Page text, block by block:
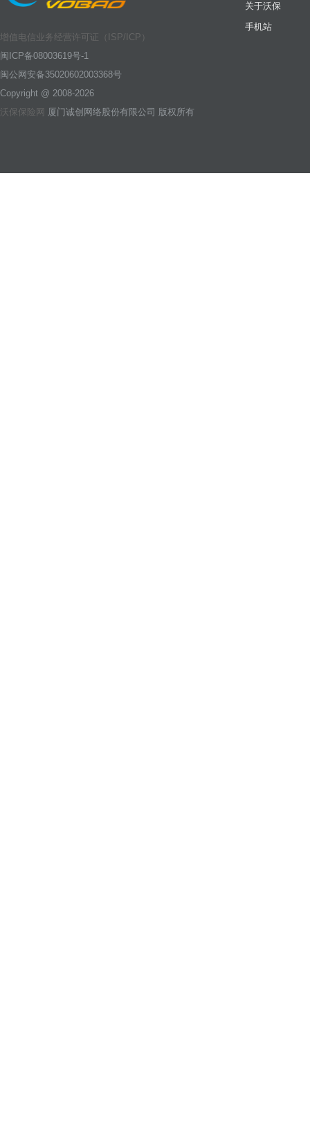
增值电信业务经营许可证（ISP/ICP）
闽ICP备08003619号-1
闽公网安备35020602003368号
Copyright @ 2008-2026
沃保保险网 厦门诚创网络股份有限公司 版权所有
关于沃保
手机站